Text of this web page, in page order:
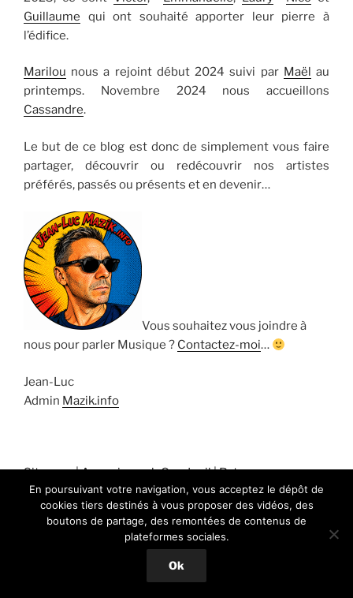
Guillaume qui ont souhaité apporter leur pierre à
l’édifice.
Marilou nous a rejoint début 2024 suivi par Maël
au
printemps. Novembre 2024 nous accueillons
Cassandre.
Le but de ce blog est donc de simplement vous faire
partager, découvrir ou redécouvrir nos artistes
préférés, passés ou présents et en devenir…
Vous souhaitez vous joindre à
nous pour parler Musique ? Contactez-moi…
Jean-Luc
Admin Mazik.info
Sitemap|Annuaire web Coodoeil|Retrouvez-nous sur
Facebook
En poursuivant votre navigation, vous acceptez le dépôt de
cookies tiers destinés à vous proposer des vidéos, des
boutons de partage, des remontées de contenus de
plateformes sociales.
Ok